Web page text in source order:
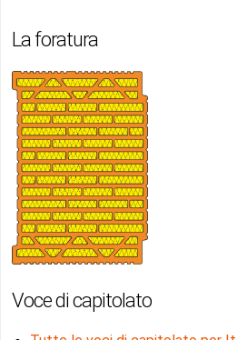
La foratura
Voce di capitolato